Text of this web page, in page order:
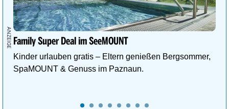
Family Super Deal im SeeMOUNT
Kinder urlauben gratis – Eltern genießen Bergsommer,
SpaMOUNT & Genuss im Paznaun.